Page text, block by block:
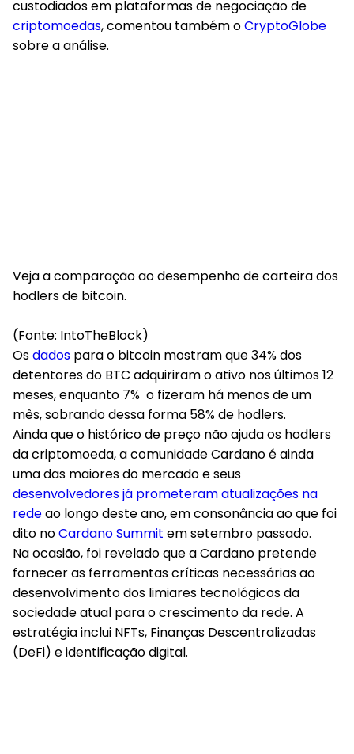
custodiados em plataformas de negociação de
criptomoedas, comentou também oCryptoGlobe
sobre a análise.
Veja a comparação ao desempenho de carteira dos
hodlers de bitcoin.
(Fonte: IntoTheBlock)
Osdados para o bitcoin mostram que 34% dos
detentores do BTC adquiriram o ativo nos últimos 12
meses, enquanto 7% o fizeram há menos de um
mês, sobrando dessa forma 58% de hodlers.
Ainda que o histórico de preço não ajuda os hodlers
da criptomoeda, a comunidade Cardano é ainda
uma das maiores do mercado e seus
desenvolvedores já prometeram atualizações na
redeao longo deste ano, em consonância ao que foi
dito noCardano Summit em setembro passado.
Na ocasião, foi revelado que a Cardano pretende
fornecer as ferramentas críticas necessárias ao
desenvolvimento dos limiares tecnológicos da
sociedade atual para o crescimento da rede. A
estratégia inclui NFTs, Finanças Descentralizadas
(DeFi) e identificação digital.